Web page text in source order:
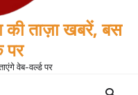
ताज़ा खबरें, बस
पर
वेब-वर्ल्ड पर